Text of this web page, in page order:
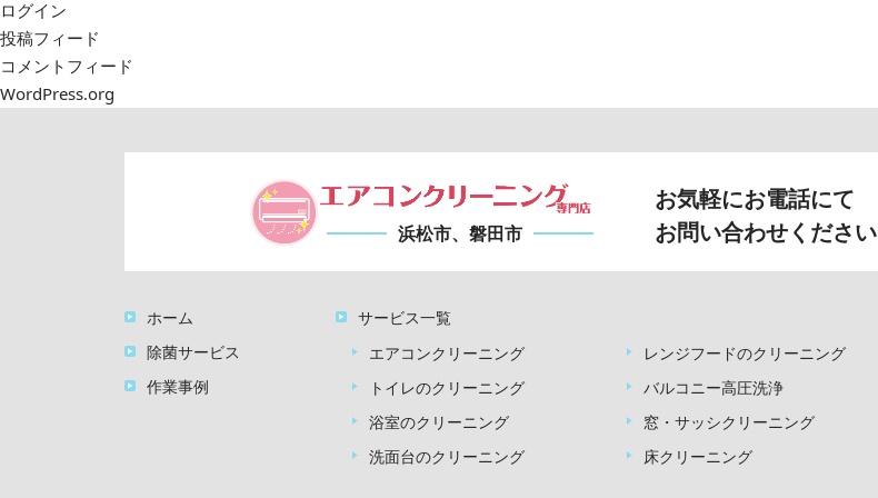
ログイン
投稿フィード
コメントフィード
WordPress.org
浜松市、磐田市
お気軽にお電話にて
お問い合わせください
ホーム
除菌サービス
作業事例
サービス一覧
エアコンクリーニング
トイレのクリーニング
浴室のクリーニング
洗面台のクリーニング
レンジフードのクリーニング
バルコニー高圧洗浄
窓・サッシクリーニング
床クリーニング